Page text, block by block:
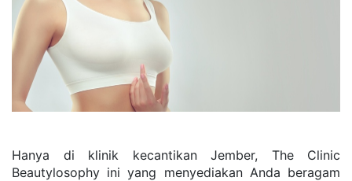
Hanya di klinik kecantikan Jember, The Clinic